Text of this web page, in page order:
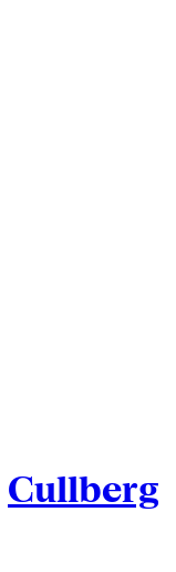
Cullberg